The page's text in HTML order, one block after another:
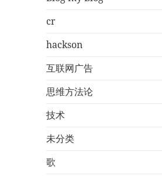
cr
hackson
互联网广告
思维方法论
技术
未分类
歌